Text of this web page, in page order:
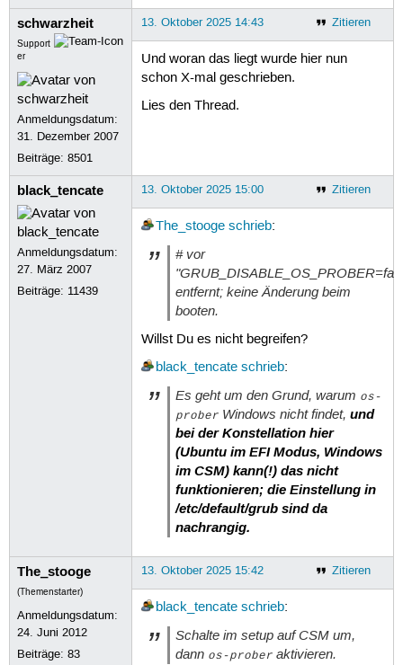
# probably want to run os-prober.
# for guest OSes installed via LVM
# os-prober can cause damage to
# filesystems to look for things.
GRUB_DISABLE_OS_PROBER=false
# Uncomment to enable BadRAM
# Uncomment to disable graphical
# The resolution used on graphical
# note that you can use only modes
# you can see them in real GRUB
#GRUB_GFXMODE=640x480
# Uncomment if you don't want
#GRUB_DISABLE_LINUX_UUID=true
# Uncomment to disable generation
# Uncomment to get a beep at grub
#GRUB_INIT_TUNE="480 440 1"
schwarzheit
Support
er
Anmeldungsdatum:
31. Dezember 2007
Beiträge:8501
Zitieren
13. Oktober 2025 14:43
Und woran das liegt wurde hier nun
schon X-mal geschrieben.
Lies den Thread.
black_tencate
Anmeldungsdatum:
27. März 2007
Beiträge: 11439
Zitieren
13. Oktober 2025 15:00
The_stooge schrieb:
# vor
entfernt; keine Änderung beim
booten.
Willst Du es nicht begreifen?
black_tencate schrieb:
Es geht um den Grund, warum os-
proberWindows nicht findet, und
bei der Konstellation hier
(Ubuntu im EFI Modus, Windows
im CSM) kann(!) das nicht
funktionieren; die Einstellung in
/etc/default/grub sind da
nachrangig.
The_stooge
(Themenstarter)
Anmeldungsdatum:
24. Juni 2012
Beiträge:83
Zitieren
13. Oktober 2025 15:42
black_tencate schrieb:
Schalte im setup auf CSM um,
dann os-proberaktivieren.